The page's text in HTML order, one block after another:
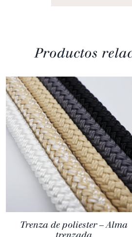
Productos
Trenza de poliester – Alma